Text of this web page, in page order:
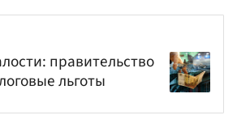
правительство
льготы